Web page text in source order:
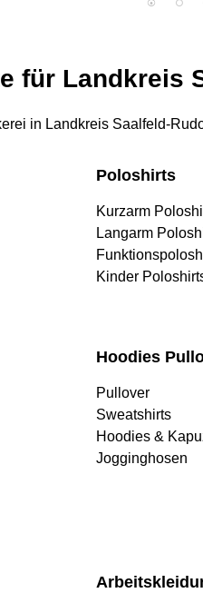
für Landkreis
in Landkreis Saalfeld-
Poloshirts
Kurzarm
Langarm
Kinder
Hoodies
Pullover
Sweatshirts
Hoodies &
Jogginghosen